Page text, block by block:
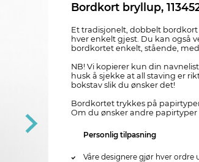
Bordkort bryllup,
Et tradisjonelt, dobbelt
hver enkelt gjest. Du kan også
bordkortet enkelt, stående,
NB! Vi kopierer kun din
husk å sjekke at all staving er
bokstav slik du ønsker det!
Bordkortet trykkes på
Om du ønsker andre papirtyper
Personlig tilpasning
Våre designere gjør hver ordre